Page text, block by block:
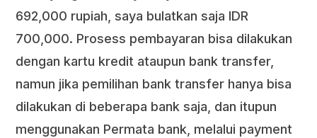
692,000 rupiah, saya bulatkan saja IDR
700,000. Prosess pembayaran bisa dilakukan
dengan kartu kredit ataupun bank transfer,
namun jika pemilihan bank transfer hanya bisa
dilakukan di beberapa bank saja, dan itupun
menggunakan Permata bank, melalui payment